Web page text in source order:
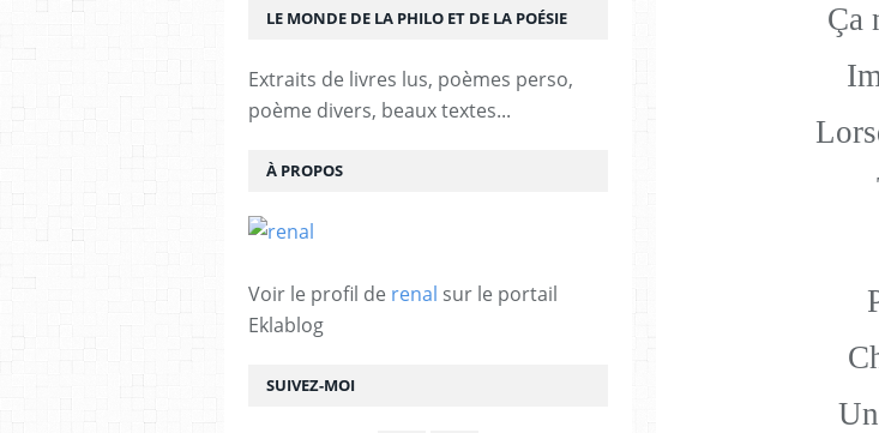
Ça
SUIVEZ-MOI
LE MONDE DE LA PHILO ET DE LA POÉSIE
Extraits de livres lus, poèmes perso,
poème divers, beaux textes...
À PROPOS
Voir le profil de renal sur le portail
Eklablog